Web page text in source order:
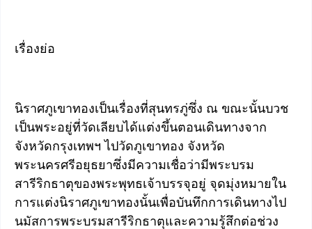
เรื่องย่อ
นิราศภูเขาทองเป็นเรื่องที่สุนทรภู่ซึ่ง ณ ขณะนั้นบวช
เป็นพระอยู่ที่วัดเลียบได้แต่งขึ้นตอนเดินทางจาก
จังหวัดกรุงเทพฯ ไปวัดภูเขาทอง จังหวัด
พระนครศรีอยุธยาซึ่งมีความเชื่อว่ามีพระบรม
สารีริกธาตุของพระพุทธเจ้าบรรจุอยู่ จุดมุ่งหมายใน
การแต่งนิราศภูเขาทองนั้นเพื่อบันทึกการเดินทางไป
นมัสการพระบรมสารีริกธาตุและความรู้สึกต่อช่วง